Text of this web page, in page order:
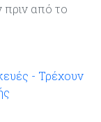
από το
- Τρέχουν